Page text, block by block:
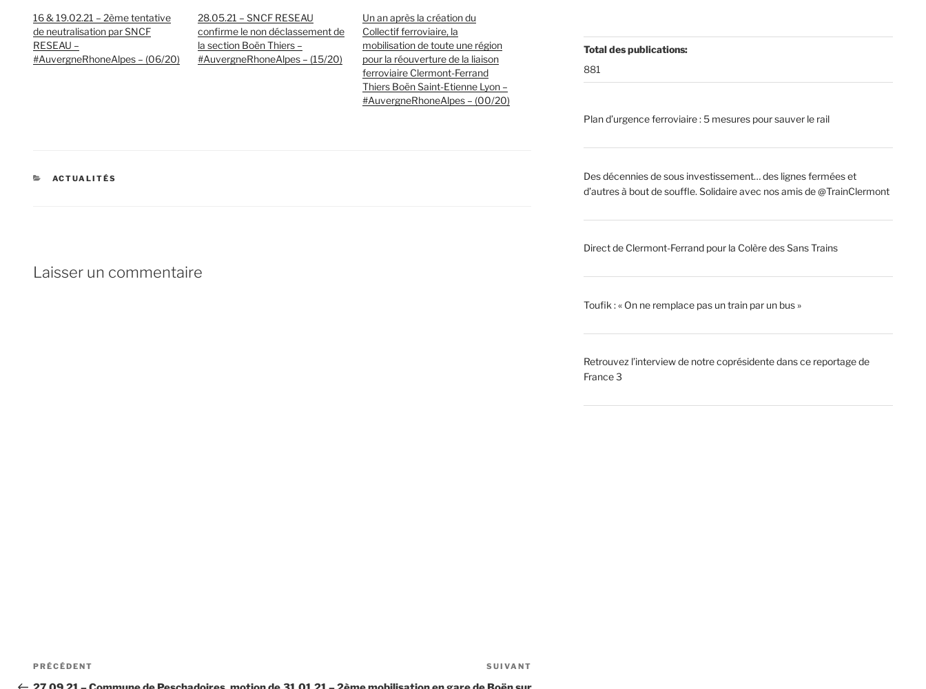
16 & 19.02.21 – 2ème tentative
de neutralisation par SNCF
RESEAU –
#AuvergneRhoneAlpes – (06/20)
28.05.21 – SNCF RESEAU
confirme le non déclassement de
la section Boën Thiers –
#AuvergneRhoneAlpes – (15/20)
Un an après la création du
Collectif ferroviaire, la
mobilisation de toute une région
pour la réouverture de la liaison
ferroviaire Clermont-Ferrand
Thiers Boën Saint-Etienne Lyon –
#AuvergneRhoneAlpes – (00/20)
CATÉGORIES
ACTUALITÉS
Laisser un commentaire
Navigation
Article
précédent
PRÉCÉDENT
suivant
SUIVANT
Total des publications:
881
Plan d’urgence ferroviaire : 5 mesures pour sauver le rail
Des décennies de sous investissement… des lignes fermées et
d’autres à bout de souffle. Solidaire avec nos amis de @TrainClermont
Direct de Clermont-Ferrand pour la Colère des Sans Trains
Toufik : « On ne remplace pas un train par un bus »
Retrouvez l’interview de notre coprésidente dans ce reportage de
France 3